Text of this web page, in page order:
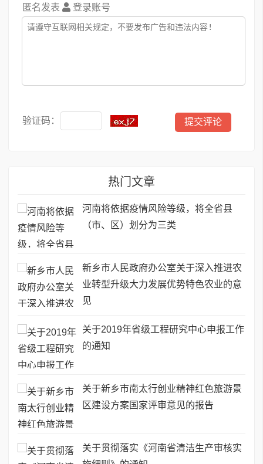
匿名发表 登录账号
验证码：
热门文章
河南将依据疫情风险等级，将全省县
（市、区）划分为三类
新乡市人民政府办公室关于深入推进农
业转型升级大力发展优势特色农业的意
见
关于2019年省级工程研究中心申报工作
的通知
关于新乡市南太行创业精神红色旅游景
区建设方案国家评审意见的报告
关于贯彻落实《河南省清洁生产审核实